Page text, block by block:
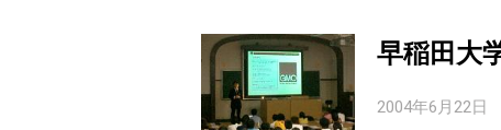
早稲田大
2004年6月22日